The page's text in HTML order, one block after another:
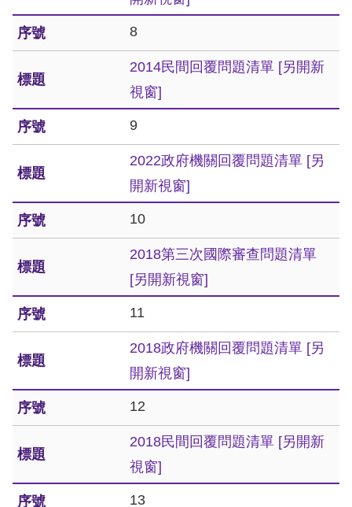
選
擇
語
言
回
首
網
站
覽
網
安
全
8
2014民間回覆問題清單 [另開新
視窗]
9
2022政府機關回覆問題清單 [另
開新視窗]
10
2018第三次國際審查問題清單
[另開新視窗]
11
2018政府機關回覆問題清單 [另
開新視窗]
12
2018民間回覆問題清單 [另開新
視窗]
13